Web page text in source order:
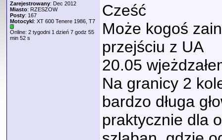
Zarejestrowany: Dec 2012
Miasto: RZESZOW
Posty: 167
Motocykl: XT 600 Tenere 1986, T7
Online: 2 tygodni 1 dzień 7 godz 55
min 52 s
Cześć
Może kogoś
przejściu z UA
20.05
Na granicy 2
bardzo długa
praktycznie dla